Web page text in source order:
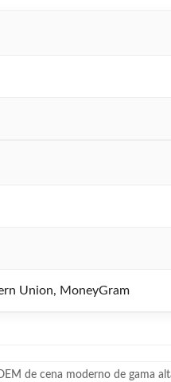
Union, MoneyGram
de cena moderno de gama